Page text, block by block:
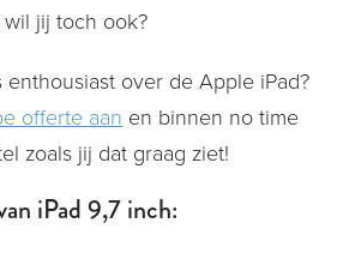
jij toch ook?
enthousiast over de Apple iPad?
offerte aan en binnen no time
zoals jij dat graag ziet!
iPad 9,7 inch: